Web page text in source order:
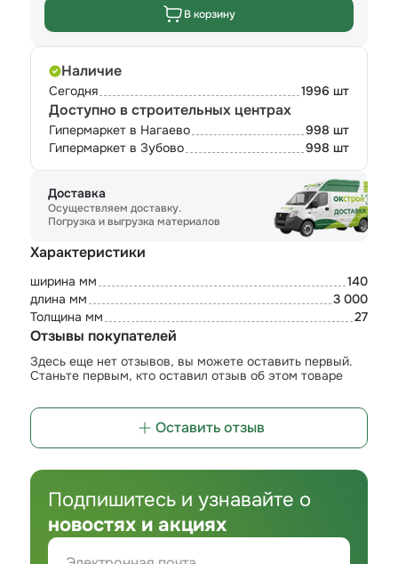
В корзину
Наличие
Сегодня 1996 шт
Доступно в строительных центрах
Гипермаркет в Нагаево
998 шт
Гипермаркет в Зубово
998 шт
Доставка
Осуществляем доставку.
Погрузка и выгрузка материалов
Характеристики
ширина мм
140
длина мм
3 000
Толщина мм
27
Отзывы покупателей
Здесь еще нет отзывов, вы можете оставить первый.
Станьте первым, кто оставил отзыв об этом товаре
Оставить отзыв
Подпишитесь и узнавайте о
новостях и акциях